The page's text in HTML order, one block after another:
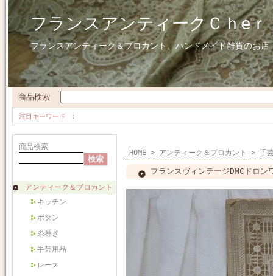
フランスアンティークＣｈeｒ
フランスアンティーク＆ブロカント、ハンドメイド雑貨のお店
商品検索
注目キーワード
商品検索
アンティーク＆ブロカント
キッチン
ボタン
糸巻き
手芸用品
レース
HOME > アンティーク＆ブロカント > 手
フランスヴィンテージDMCドロン